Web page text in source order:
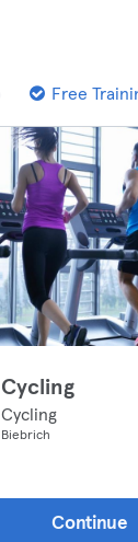
Free
Cycling
Cycling
Biebrich
Continue